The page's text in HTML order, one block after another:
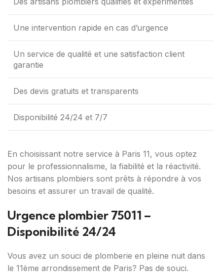
Une intervention rapide en cas d’urgence
Un service de qualité et une satisfaction client
garantie
Des devis gratuits et transparents
Disponibilité 24/24 et 7/7
En choisissant notre service à Paris 11, vous optez
pour le professionnalisme, la fiabilité et la réactivité.
Nos artisans plombiers sont prêts à répondre à vos
besoins et assurer un travail de qualité.
Urgence plombier 75011 –
Disponibilité 24/24
Vous avez un souci de plomberie en pleine nuit dans
le 11ème arrondissement de Paris? Pas de souci.